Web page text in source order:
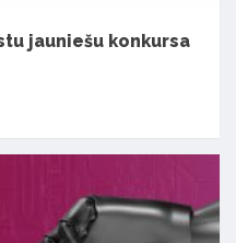
jauniešu konkursa